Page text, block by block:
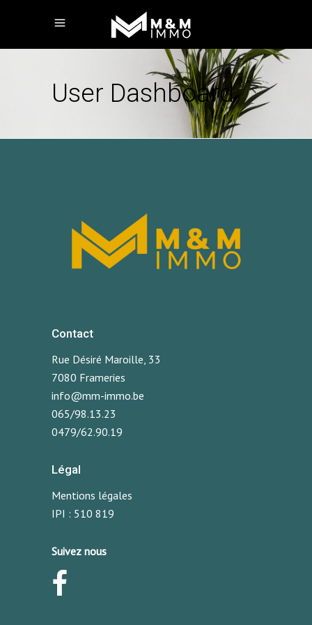
User Dashboard
Contact
Rue Désiré Maroille, 33
7080 Frameries
info@mm-immo.be
065/98.13.23
0479/62.90.19
Légal
Mentions légales
IPI : 510 819
Suivez nous